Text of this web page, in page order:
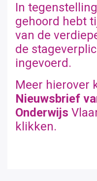
In
gehoord hebt
van de
de
ingevoerd.
Meer hierover
Nieuwsbrief
Onderwijs
klikken.